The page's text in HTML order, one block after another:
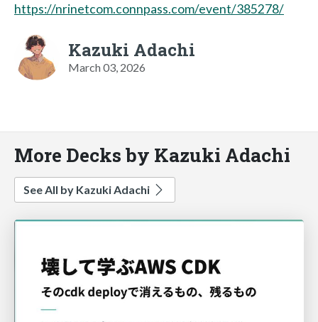
https://nrinetcom.connpass.com/event/385278/
Kazuki Adachi
March 03, 2026
More Decks by Kazuki Adachi
See All by Kazuki Adachi